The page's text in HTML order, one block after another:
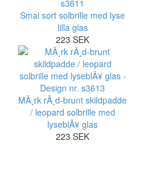
Smal sort solbrille med lyse
lilla glas
223 SEK
MÃ¸rk rÃ¸d-brunt skildpadde
/ leopard solbrille med
lyseblÃ¥ glas
223 SEK